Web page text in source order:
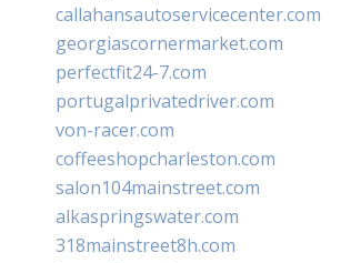
callahansautoservicecenter.com
georgiascornermarket.com
perfectfit24-7.com
portugalprivatedriver.com
von-racer.com
coffeeshopcharleston.com
salon104mainstreet.com
alkaspringswater.com
318mainstreet8h.com